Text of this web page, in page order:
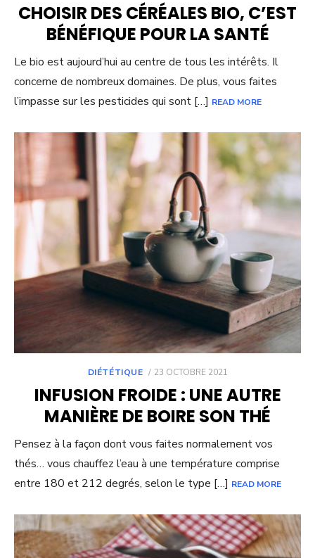
CHOISIR DES CÉRÉALES BIO, C’EST
BÉNÉFIQUE POUR LA SANTÉ
Le bio est aujourd’hui au centre de tous les intérêts. Il
concerne de nombreux domaines. De plus, vous faites
l’impasse sur les pesticides qui sont […] READ MORE
DIÉTÉTIQUE
POSTED
23 OCTOBRE 2021
INFUSION FROIDE : UNE AUTRE
MANIÈRE DE BOIRE SON THÉ
Pensez à la façon dont vous faites normalement vos
thés… vous chauffez l’eau à une température comprise
entre 180 et 212 degrés, selon le type […] READ MORE